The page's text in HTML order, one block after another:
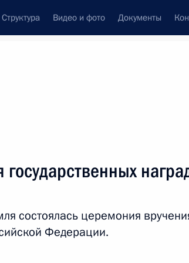
Структура Видео и фото Документы
состоялась церемония
Федерации.